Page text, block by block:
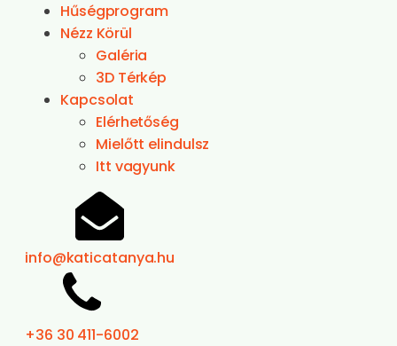
Hűségprogram
Nézz Körül
Galéria
3D Térkép
Kapcsolat
Elérhetőség
Mielőtt elindulsz
Itt vagyunk
info@katicatanya.hu
+36 30 411-6002